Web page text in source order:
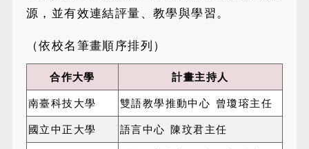
源，並有效連結評量、教學與學習。
（依校名筆畫順序排列）
合作大學 計畫主持人
南臺科技大學 雙語教學推動中心 曾瓊瑢主任
國立中正大學 語言中心 陳玟君主任